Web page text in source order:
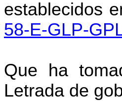
establecidos
58-E-GLP-
Que ha
Letrada de